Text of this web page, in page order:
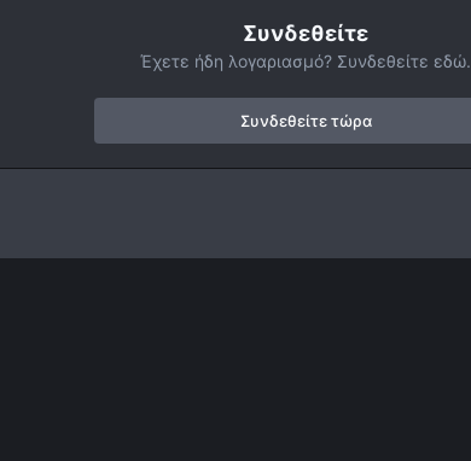
Συνδεθείτε
Έχετε ήδη λογαριασμό? Συνδεθείτε εδώ.
Συνδεθείτε τώρα